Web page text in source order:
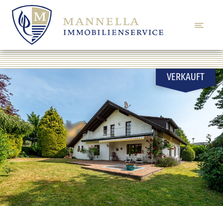
VERKAUFT